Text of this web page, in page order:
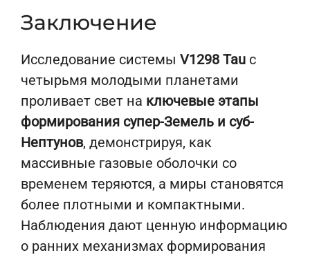
Заключение
Исследование системы V1298 Tau с
четырьмя молодыми планетами
проливает свет на ключевые этапы
формирования супер-Земель и суб-
Нептунов, демонстрируя, как
массивные газовые оболочки со
временем теряются, а миры становятся
более плотными и компактными.
Наблюдения дают ценную информацию
о ранних механизмах формирования